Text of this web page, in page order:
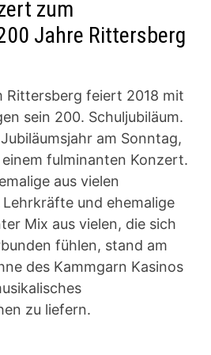
zum
Jahre Rittersberg
Rittersberg feiert 2018 mit
sein 200. Schuljubiläum.
am Sonntag,
fulminanten Konzert.
aus vielen
und ehemalige
Mix aus vielen, die sich
fühlen, stand am
des Kammgarn Kasinos
zu liefern.